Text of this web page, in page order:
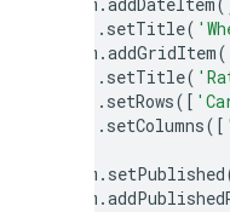
. setTitle(
form .addGridItem
. setTitle(
. setRows([
. setColumns([
form . setPublished
form .